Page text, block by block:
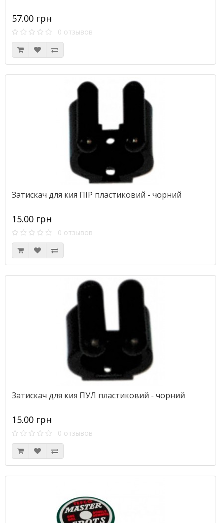
57.00 грн
0 отзывов
Затискач для кия ПІР пластиковий - чорний
15.00 грн
0 отзывов
Затискач для кия ПУЛ пластиковий - чорний
15.00 грн
0 отзывов